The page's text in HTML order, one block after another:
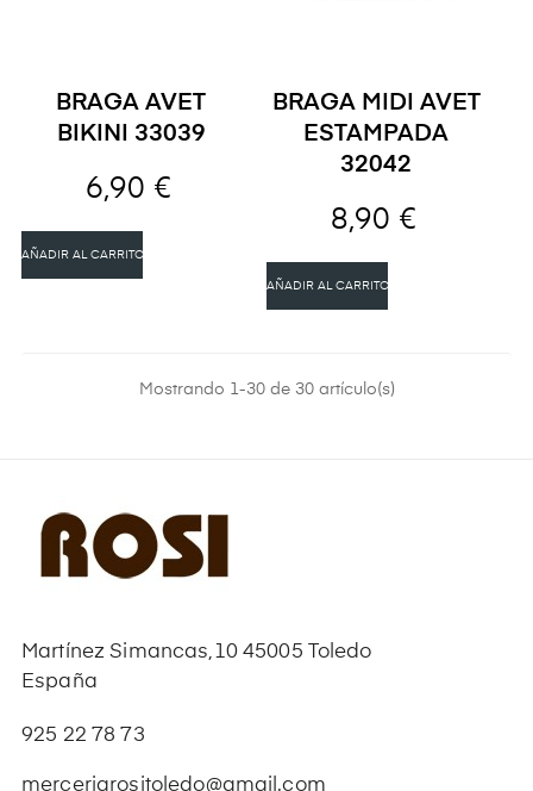
BRAGA AVET
BIKINI 33039
6,90 €
AÑADIR AL CARRITO
BRAGA MIDI AVET
ESTAMPADA
32042
8,90 €
AÑADIR AL CARRITO
Mostrando 1-30 de 30 artículo(s)
Martínez Simancas,10 45005 Toledo
España
925 22 78 73
merceriarositoledo@gmail.com